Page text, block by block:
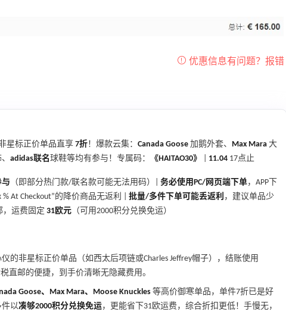
星标正价单品直享 7折！爆款云集： Canada Goose 加鹅外套、 Max Mara 大
adidas联名球鞋等均有参与！专属码： 《HAITAO30》 11.04 17点止
与 （即部分热门款/联名款可能无法用码）| 务必使用PC/网页端下单，APP下
At Checkout”的降价商品无返利 | 批量/多件下单可能丢返利 ，建议单品少
，运费固定 31欧元 （可用2000积分兑换免运）
的非星标正价单品（如西太后项链或Charles Jeffrey帽子），结账使用
直邮的便捷，到手价清晰无隐藏费用。
Goose、Max Mara、Moose Knuckles 等高价御寒单品，单件7折已是好
件以凑够2000积分兑换免运，更能省下31欧运费，综合折扣更低！手慢无，
单公布
淘活动什
3
Evelom卸妆膏--卸妆膏中的“爱马仕”
08月05日
吗？
开始？
08月05日